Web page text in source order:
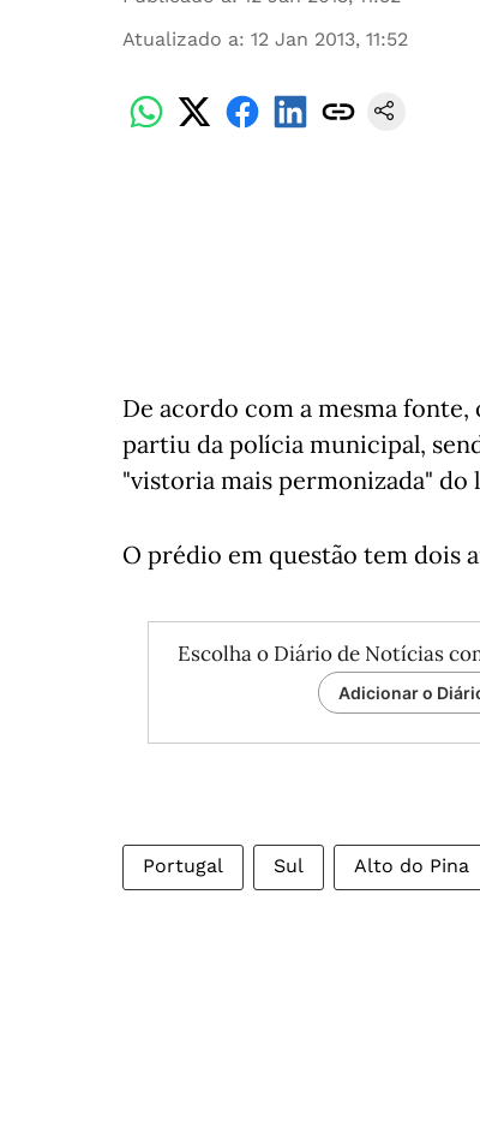
Atualizado a: 12 Jan 2013, 11:52
De acordo com a mesma
partiu da polícia municipal,
"vistoria mais permonizada" do
O prédio em questão tem dois
Escolha o Diário de Notícias
Adicionar o
Portugal Sul Alto do Pina